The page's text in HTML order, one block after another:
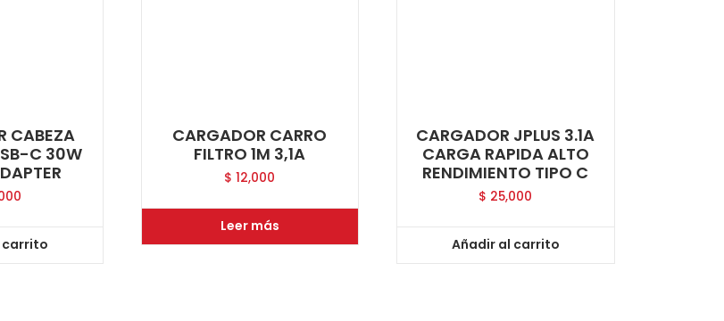
CABEZA
C 30W
carrito
CARGADOR CARRO
FILTRO 1M 3,1A
$ 12,000
Leer más
CARGADOR JPLUS 3.1A
CARGA RAPIDA ALTO
RENDIMIENTO TIPO C
$ 25,000
Añadir al carrito